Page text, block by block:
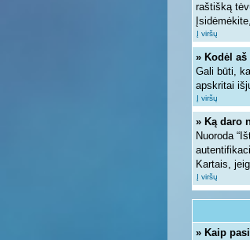
raštišką
Į viršų
» Kodėl
Gali būti,
apskritai
Į viršų
» Ką daro
Nuoroda
Kartais,
Į viršų
» Kaip